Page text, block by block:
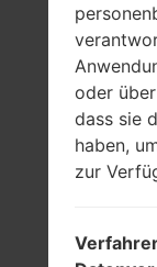
oder
dass sie
haben,
zur